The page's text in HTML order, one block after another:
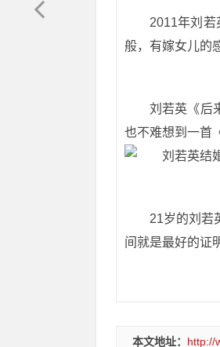
2011年刘若
般，有嫁女儿的
刘若英《后
也不难想到一首
21岁的刘若
间就是最好的证
本文地址： http://